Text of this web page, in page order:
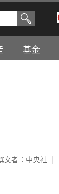
基金
文者：中央社